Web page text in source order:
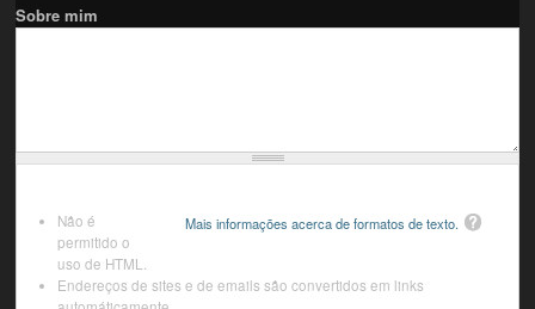
Sobre mim
Mais informações acerca de formatos de texto.
Não é
permitido o
uso de HTML.
Endereços de sites e de emails são convertidos em links